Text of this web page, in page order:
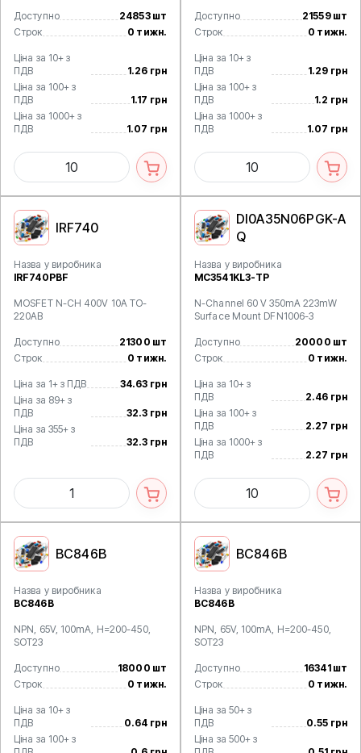
Доступно
24853 шт
Строк
0 тижн.
Ціна за 10+ з
ПДВ
1.26 грн
Ціна за 100+ з
ПДВ
1.17 грн
Ціна за 1000+ з
ПДВ
1.07 грн
Доступно
21559 шт
Строк
0 тижн.
Ціна за 10+ з
ПДВ
1.29 грн
Ціна за 100+ з
ПДВ
1.2 грн
Ціна за 1000+ з
ПДВ
1.07 грн
IRF740
Назва у виробника
IRF740PBF
MOSFET N-CH 400V 10A TO-
220AB
Доступно
21300 шт
Строк
0 тижн.
Ціна за 1+ з ПДВ
34.63 грн
Ціна за 89+ з
ПДВ
32.3 грн
Ціна за 355+ з
ПДВ
32.3 грн
DI0A35N06PGK-A
Q
Назва у виробника
MC3541KL3-TP
N-Channel 60 V 350mA 223mW
Surface Mount DFN1006-3
Доступно
20000 шт
Строк
0 тижн.
Ціна за 10+ з
ПДВ
2.46 грн
Ціна за 100+ з
ПДВ
2.27 грн
Ціна за 1000+ з
ПДВ
2.27 грн
BC846B
Назва у виробника
BC846B
NPN, 65V, 100mA, H=200-450,
SOT23
Доступно
18000 шт
Строк
0 тижн.
Ціна за 10+ з
ПДВ
0.64 грн
Ціна за 100+ з
BC846B
Назва у виробника
BC846B
NPN, 65V, 100mA, H=200-450,
SOT23
Доступно
16341 шт
Строк
0 тижн.
Ціна за 50+ з
ПДВ
0.55 грн
Ціна за 500+ з